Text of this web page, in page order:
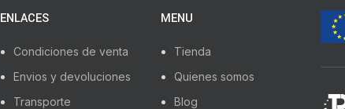
ENLACES
Condiciones de venta
Envios y devoluciones
Transporte
MENU
Tienda
Quienes somos
Blog